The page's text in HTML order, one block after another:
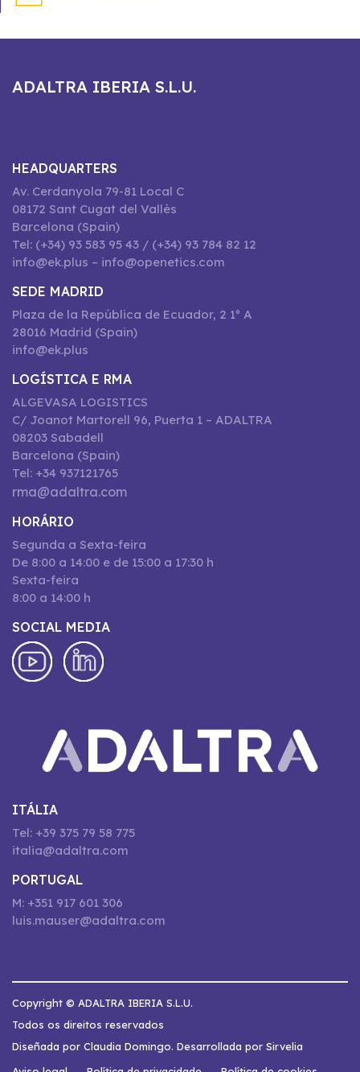
ADALTRA IBERIA S.L.U.
HEADQUARTERS
Av. Cerdanyola 79-81 Local C
08172 Sant Cugat del Vallès
Barcelona (Spain)
Tel: (+34) 93 583 95 43 / (+34) 93 784 82 12
info@ek.plus – info@openetics.com
SEDE MADRID
Plaza de la República de Ecuador, 2 1º A
28016 Madrid (Spain)
info@ek.plus
LOGÍSTICA E RMA
ALGEVASA LOGISTICS
C/ Joanot Martorell 96, Puerta 1 – ADALTRA
08203 Sabadell
Barcelona (Spain)
Tel: +34 937121765
rma@adaltra.com
HORÁRIO
Segunda a Sexta-feira
De 8:00 a 14:00 e de 15:00 a 17:30 h
Sexta-feira
8:00 a 14:00 h
SOCIAL MEDIA
ITÁLIA
Tel: +39 375 79 58 775
italia@adaltra.com
PORTUGAL
M: +351 917 601 306
luis.mauser@adaltra.com
Copyright © ADALTRA IBERIA S.L.U.
Todos os direitos reservados
Diseñada por Claudia Domingo. Desarrollada por Sirvelia